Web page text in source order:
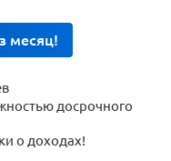
месяц!
досрочного
о доходах!